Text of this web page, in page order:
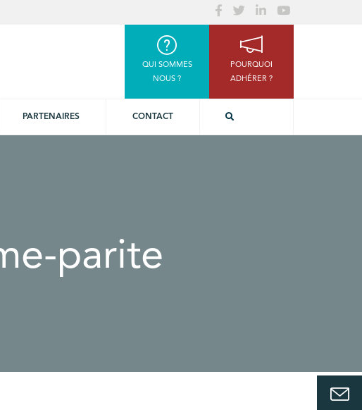
QUI SOMMES
NOUS ?
POURQUOI
ADHÉRER ?
PARTENAIRES CONTACT
parite